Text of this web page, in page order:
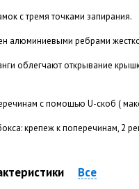
с тремя точками запирания.
алюминиевыми ребрами
облегчают открывание
с помощью U-скоб (
крепеж к поперечинам, 2
Все